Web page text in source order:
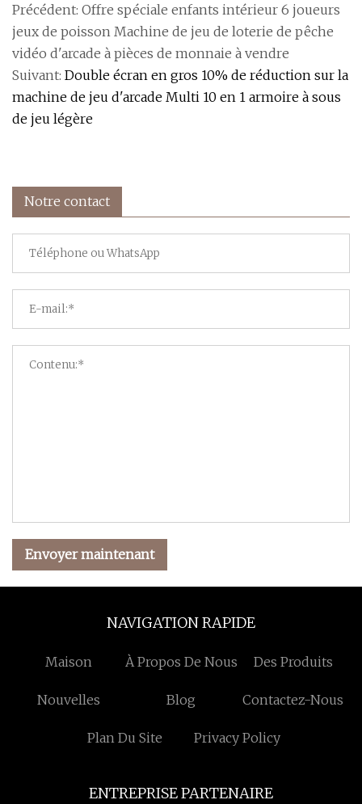
Précédent: Offre spéciale enfants intérieur 6 joueurs
jeux de poisson Machine de jeu de loterie de pêche
vidéo d'arcade à pièces de monnaie à vendre
Suivant: Double écran en gros 10% de réduction sur la
machine de jeu d'arcade Multi 10 en 1 armoire à sous
de jeu légère
Notre contact
Envoyer maintenant
NAVIGATION RAPIDE
Maison À Propos De Nous Des Produits
Nouvelles Blog Contactez-Nous
Plan Du Site Privacy Policy
ENTREPRISE PARTENAIRE